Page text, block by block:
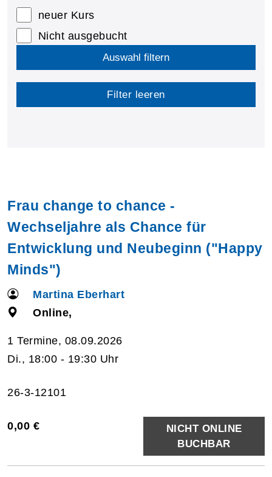
neuer Kurs
Nicht ausgebucht
Auswahl filtern
Filter leeren
Frau change to chance -
Wechseljahre als Chance für
Entwicklung und Neubeginn ("Happy
Minds")
Martina Eberhart
Online,
1 Termine, 08.09.2026
Di., 18:00 - 19:30 Uhr
26-3-12101
0,00 €
NICHT ONLINE
BUCHBAR